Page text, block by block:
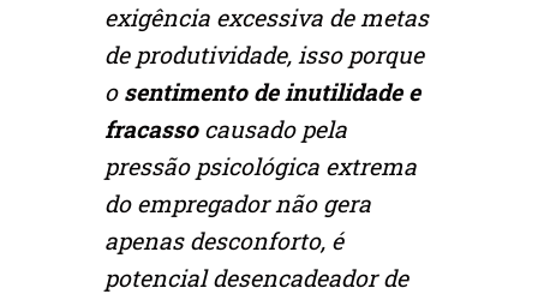
exigência excessiva de metas
de produtividade, isso porque
o sentimento de inutilidade e
fracassocausado pela
pressão psicológica extrema
do empregador não gera
apenas desconforto, é
potencial desencadeador de